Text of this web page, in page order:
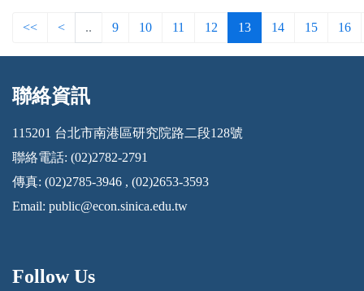
<< < .. 9 10 11 12 13 14 15 16
:::
聯絡資訊
115201 台北市南港區研究院路二段128號
聯絡電話: (02)2782-2791
傳真: (02)2785-3946 , (02)2653-3593
Email: public@econ.sinica.edu.tw
Follow Us